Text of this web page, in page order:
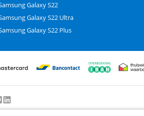
Galaxy S22
Galaxy S22 Ultra
Galaxy S22 Plus
10-25000beoordelingen